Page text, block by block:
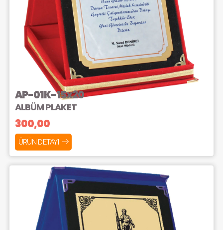
AP-01K-15x20
ALBÜM PLAKET
300,00
ÜRÜN DETAYI